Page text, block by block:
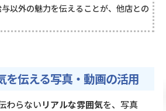
以外の魅力を伝えることが、他店との
を伝える写真・動画の活用
わらないリアルな雰囲気を、写真